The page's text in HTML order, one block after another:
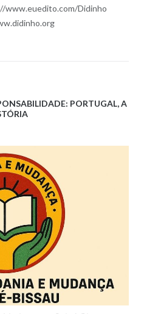
www.euedito.com/Didinho
PORTUGAL, A